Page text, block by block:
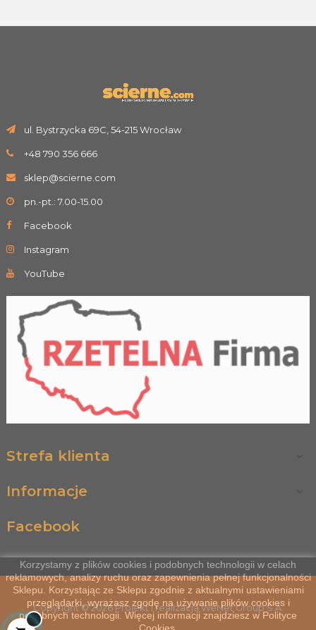
ul. Bystrzycka 69C, 54-215 Wrocław
+48 790 356 666
sklep@scierne.com
pn.-pt.: 7.00-15.00
Facebook
Instagram
YouTube
Strefa klienta
Informacje
Facebook
Korzystamy z plików cookies i podobnych technologii w celach
reklamowych, analizy ruchu oraz zapewnienia pełnej funkcjonalności
Sklepu. Korzystając ze Sklepu zgodnie z aktualnymi ustawieniami
przeglądarki, wyrażasz zgodę na używanie plików cookies i
podobnych technologii. Więcej informacji znajdziesz w Polityce
Copyright © 2026 Projekt i realizacjaWeNet Group S.A.